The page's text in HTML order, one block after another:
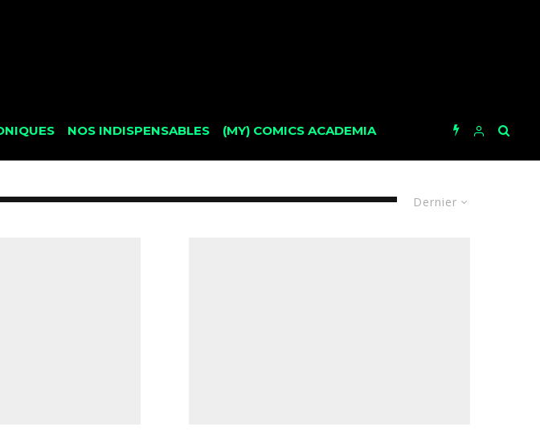
NOS INDISPENSABLES (MY) COMICS ACADEMIA
Dernier